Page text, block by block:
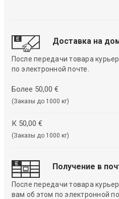
Доставка на
После передачи товара
по электронной почте.
Более 50,00 €
(Заказы до 1000 кг)
К 50,00 €
(Заказы до 1000 кг)
Получение в
После передачи товара
вам об этом по электронной